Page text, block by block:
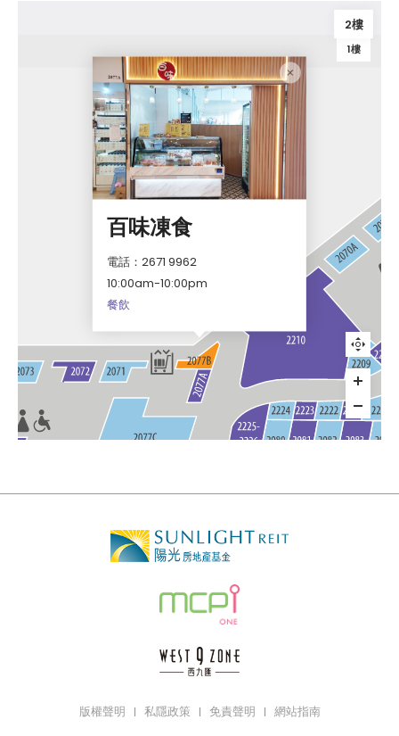
百味凍食
電話：2671 9962
10:00am-10:00pm
餐飲
2樓
1樓
版權聲明 私隱政策 免責聲明 網站指南